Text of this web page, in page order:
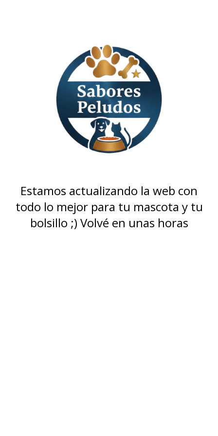
Estamos actualizando la web con
todo lo mejor para tu mascota y tu
bolsillo ;) Volvé en unas horas